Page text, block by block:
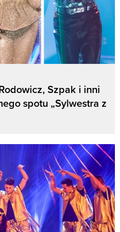
Szpak i inni
spotu „Sylwestra z